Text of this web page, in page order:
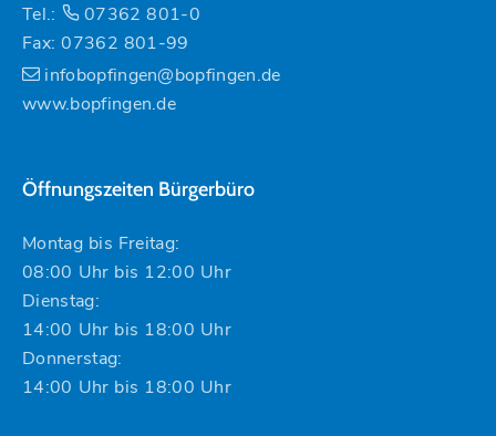
Tel.:
07362 801-0
Fax: 07362 801-99
infobopfingen@bopfingen.de
www.bopfingen.de
Öffnungszeiten Bürgerbüro
Montag bis Freitag:
08:00 Uhr bis 12:00 Uhr
Dienstag:
14:00 Uhr bis 18:00 Uhr
Donnerstag:
14:00 Uhr bis 18:00 Uhr